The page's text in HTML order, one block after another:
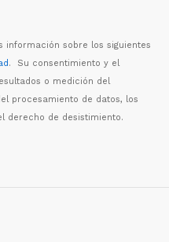
información sobre los siguientes
. Su consentimiento y el
o medición del
procesamiento de datos, los
derecho de desistimiento.